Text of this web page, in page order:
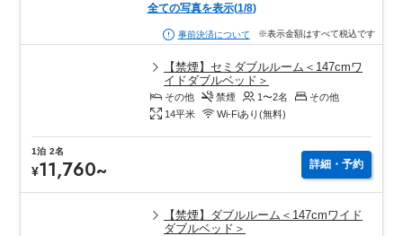
全ての写真を表示(1/8)
事前決済について ※表示金額はすべて税込です
【禁煙】セミダブルルーム＜147cmワ
イドダブルベッド＞
その他 禁煙 1〜2名
その他
14平米 Wi-Fiあり(無料)
1泊 2名
¥11,760~ 詳細・予約
【禁煙】ダブルルーム＜147cmワイド
ダブルベッド＞